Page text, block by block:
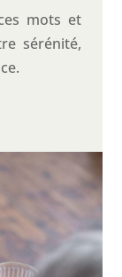
mots et
sérénité,